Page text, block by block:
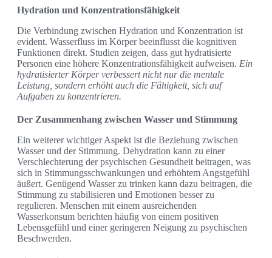
Hydration und Konzentrationsfähigkeit
Die Verbindung zwischen Hydration und Konzentration ist
evident. Wasserfluss im Körper beeinflusst die kognitiven
Funktionen direkt. Studien zeigen, dass gut hydratisierte
Personen eine höhere Konzentrationsfähigkeit aufweisen. Ein
hydratisierter Körper verbessert nicht nur die mentale
Leistung, sondern erhöht auch die Fähigkeit, sich auf
Aufgaben zu konzentrieren.
Der Zusammenhang zwischen Wasser und Stimmung
Ein weiterer wichtiger Aspekt ist die Beziehung zwischen
Wasser und der Stimmung. Dehydration kann zu einer
Verschlechterung der psychischen Gesundheit beitragen, was
sich in Stimmungsschwankungen und erhöhtem Angstgefühl
äußert. Genügend Wasser zu trinken kann dazu beitragen, die
Stimmung zu stabilisieren und Emotionen besser zu
regulieren. Menschen mit einem ausreichenden
Wasserkonsum berichten häufig von einem positiven
Lebensgefühl und einer geringeren Neigung zu psychischen
Beschwerden.